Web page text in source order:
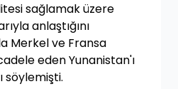
sağlamak üzere
anlaştığını
Merkel ve Fransa
eden Yunanistan'ı
söylemişti.